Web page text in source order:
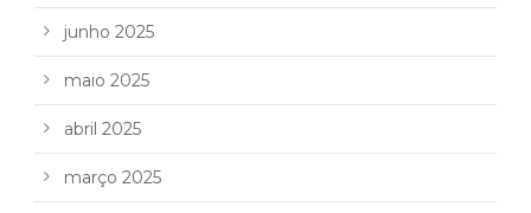
junho 2025
maio 2025
abril 2025
março 2025